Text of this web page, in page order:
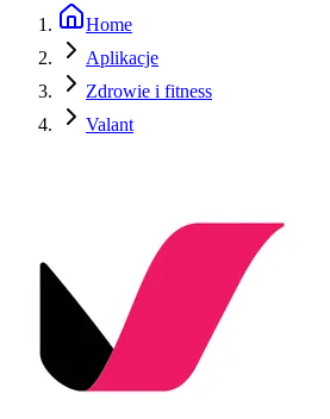
Home
Aplikacje
Zdrowie i fitness
Valant